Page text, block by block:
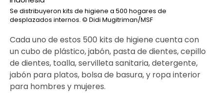
Se distribuyeron kits de higiene a 500 hogares de
desplazados internos. © Didi Mugitriman/MSF
Cada uno de estos 500 kits de higiene cuenta con
un cubo de plástico, jabón, pasta de dientes, cepillo
de dientes, toalla, servilleta sanitaria, detergente,
jabón para platos, bolsa de basura, y ropa interior
para hombres y mujeres.